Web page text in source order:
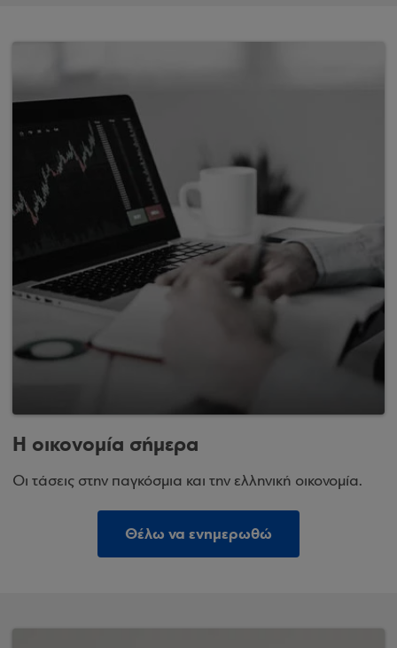
Η οικονομία σήμερα
Οι τάσεις στην παγκόσμια και την ελληνική οικονομία.
Θέλω να ενημερωθώ